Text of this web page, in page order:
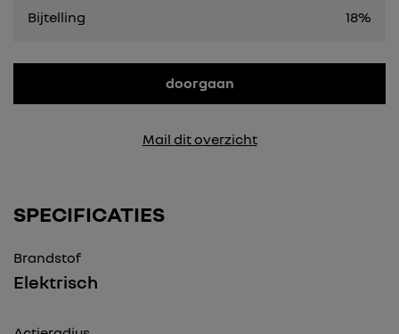
Bijtelling
18%
doorgaan
Mail dit overzicht
SPECIFICATIES
Brandstof
Elektrisch